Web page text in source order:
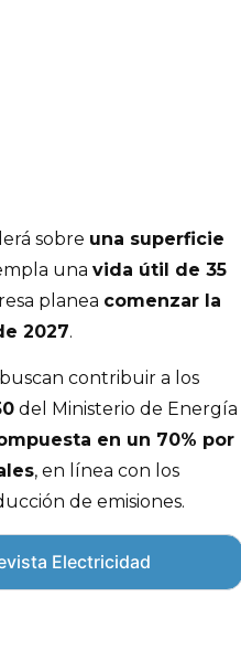
sobre una superficie
una vida útil de 35
planea comenzar la
2027.
contribuir a los
del Ministerio de Energía
en un 70% por
, en línea con los
de emisiones.
Electricidad